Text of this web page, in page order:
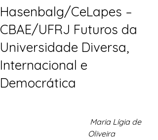
Hasenbalg/CeLapes –
CBAE/UFRJ Futuros da
Universidade Diversa,
Internacional e
Democrática
Maria Lígia de
Oliveira